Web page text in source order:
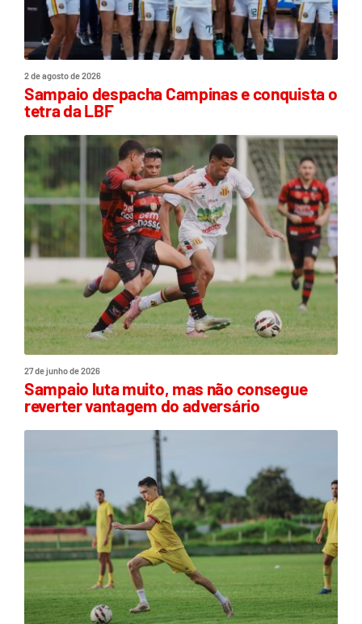
2 de agosto de 2026
Sampaio despacha Campinas e conquista o
tetra da LBF
27 de junho de 2026
Sampaio luta muito, mas não consegue
reverter vantagem do adversário